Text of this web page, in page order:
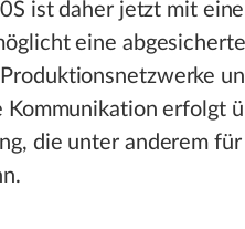
ist daher jetzt mit
eine
erfolgt
die unter anderem